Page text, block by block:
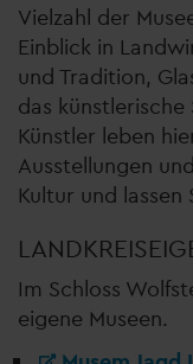
Vielzahl der
Einblick in
und Tradition,
das künstlerische
Künstler leben
Ausstellungen
Kultur und lassen
Im Schloss
eigene Museen.